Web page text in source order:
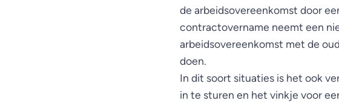
de arbeidsovereenkomst door
contractovername neemt een
arbeidsovereenkomst met de
doen.
In dit soort situaties is het ook
in te sturen en het vinkje voor